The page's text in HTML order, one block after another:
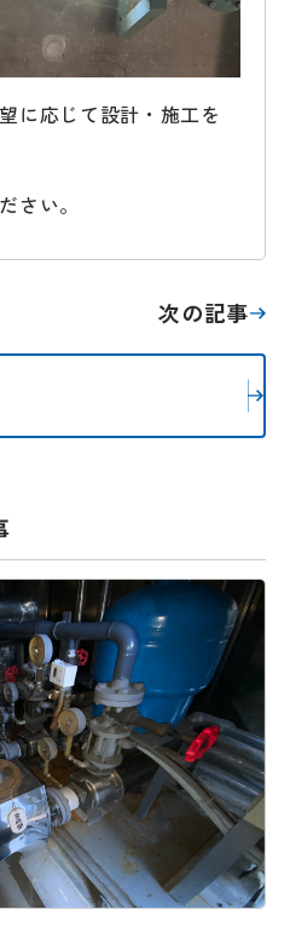
に応じて設計・施工を
さい。
次の記事